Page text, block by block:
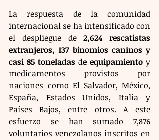
La respuesta de la comunidad
internacional se ha intensificado con
el despliegue de 2,624 rescatistas
extranjeros, 137 binomios caninos y
casi 85 toneladas de equipamiento y
medicamentos provistos por
naciones como El Salvador, México,
España, Estados Unidos, Italia y
Países Bajos, entre otros. A este
esfuerzo se han sumado 7,876
voluntarios venezolanos inscritos en